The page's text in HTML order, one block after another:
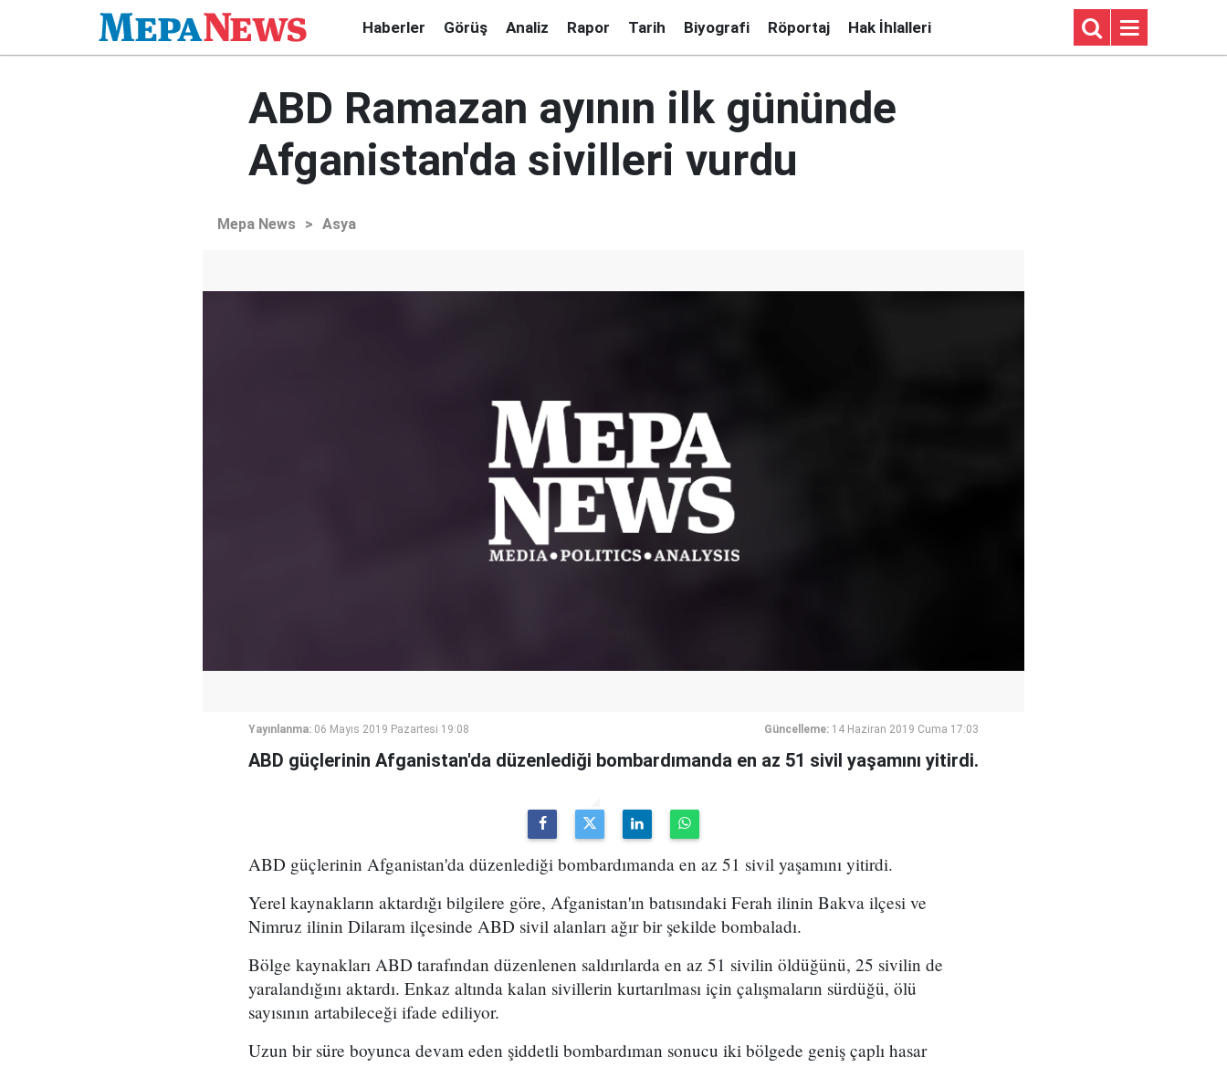
Haberler Görüş Analiz Rapor Tarih Biyografi Röportaj Hak İhlalleri
ABD Ramazan ayının ilk gününde
Afganistan'da sivilleri vurdu
Mepa News > Asya
Yayınlanma: 06 Mayıs 2019 Pazartesi 19:08 Güncelleme: 14 Haziran 2019 Cuma 17:03
ABD güçlerinin Afganistan'da düzenlediği bombardımanda en az 51 sivil yaşamını yitirdi.
ABD güçlerinin Afganistan'da düzenlediği bombardımanda en az 51 sivil yaşamını yitirdi.
Yerel kaynakların aktardığı bilgilere göre, Afganistan'ın batısındaki Ferah ilinin Bakva ilçesi ve
Nimruz ilinin Dilaram ilçesinde ABD sivil alanları ağır bir şekilde bombaladı.
Bölge kaynakları ABD tarafından düzenlenen saldırılarda en az 51 sivilin öldüğünü, 25 sivilin de
yaralandığını aktardı. Enkaz altında kalan sivillerin kurtarılması için çalışmaların sürdüğü, ölü
sayısının artabileceği ifade ediliyor.
Uzun bir süre boyunca devam eden şiddetli bombardıman sonucu iki bölgede geniş çaplı hasar